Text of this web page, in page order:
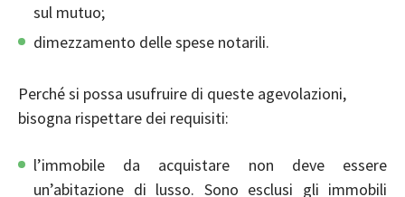
sul mutuo;
dimezzamento delle spese notarili.
Perché si possa usufruire di queste agevolazioni,
bisogna rispettare dei requisiti:
l’immobile da acquistare non deve essere
un’abitazione di lusso. Sono esclusi gli immobili